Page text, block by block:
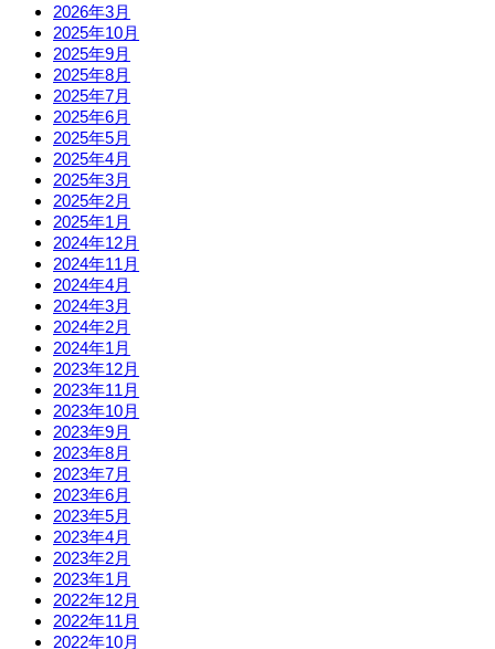
2026年3月
2025年10月
2025年9月
2025年8月
2025年7月
2025年6月
2025年5月
2025年4月
2025年3月
2025年2月
2025年1月
2024年12月
2024年11月
2024年4月
2024年3月
2024年2月
2024年1月
2023年12月
2023年11月
2023年10月
2023年9月
2023年8月
2023年7月
2023年6月
2023年5月
2023年4月
2023年2月
2023年1月
2022年12月
2022年11月
2022年10月